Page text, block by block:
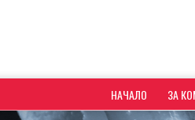
НАЧАЛО ЗА